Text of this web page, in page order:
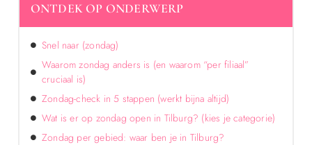
ONTDEK OP ONDERWERP
Snel naar (zondag)
Waarom zondag anders is (en waarom “per filiaal”
cruciaal is)
Zondag-check in 5 stappen (werkt bijna altijd)
Wat is er op zondag open in Tilburg? (kies je categorie)
Zondag per gebied: waar ben je in Tilburg?